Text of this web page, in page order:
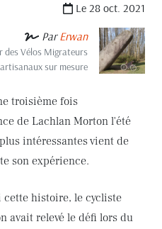
Le 28 oct. 2021
ParErwan
des Vélos Migrateurs
sur mesure
troisième fois
de Lachlan Morton l'été
intéressantes vient de
son expérience.
cette histoire, le cycliste
avait relevé le défi lors du